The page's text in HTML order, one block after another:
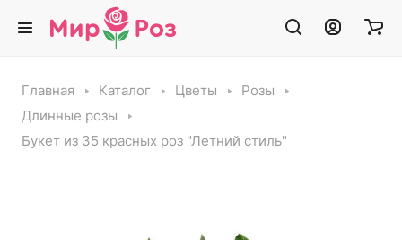
Главная Каталог Цветы
Розы
Длинные розы
Букет из 35 красных роз "Летний стиль"